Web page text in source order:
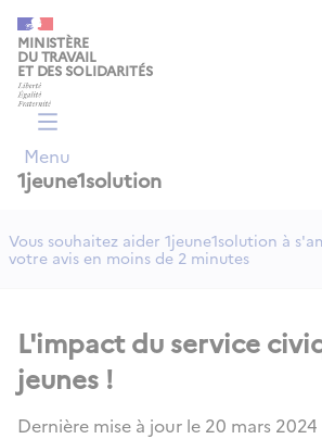
MINISTÈRE
DU TRAVAIL
ET DES SOLIDARITÉS
Menu
1jeune1solution
Vous souhaitez aider 1jeune1solution à
votre avis en moins de 2 minutes
L'impact du service
jeunes !
Dernière mise à jour le 20 mars 2024
Panneau de gestion des cookies